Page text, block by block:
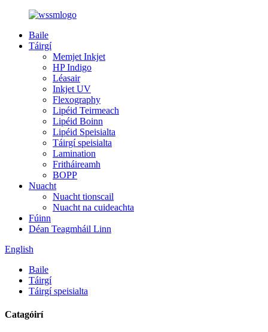
Baile
Táirgí
Memjet Inkjet
HP Indigo
Léasair
Inkjet UV
Flexography
Lipéid Teirmeach
Lipéid Boinn
Lipéid Speisialta
Táirgí speisialta
Lamination
Fritháireamh
BOPP
Nuacht
Nuacht tionscail
Nuacht na cuideachta
Fúinn
Déan Teagmháil Linn
English
Baile
Táirgí
Táirgí speisialta
Catagóirí